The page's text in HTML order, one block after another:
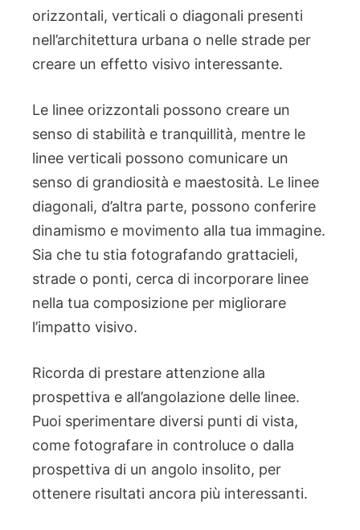
orizzontali, verticali o diagonali presenti
nell’architettura urbana o nelle strade per
creare un effetto visivo interessante.
Le linee orizzontali possono creare un
senso di stabilità e tranquillità, mentre le
linee verticali possono comunicare un
senso di grandiosità e maestosità. Le linee
diagonali, d’altra parte, possono conferire
dinamismo e movimento alla tua immagine.
Sia che tu stia fotografando grattacieli,
strade o ponti, cerca di incorporare linee
nella tua composizione per migliorare
l’impatto visivo.
Ricorda di prestare attenzione alla
prospettiva e all’angolazione delle linee.
Puoi sperimentare diversi punti di vista,
come fotografare in controluce o dalla
prospettiva di un angolo insolito, per
ottenere risultati ancora più interessanti.